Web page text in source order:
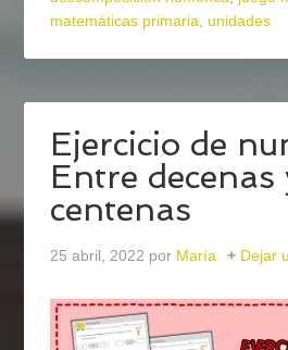
matemáticas primaria,unidades
Ejercicio de
Entre decenas
centenas
25 abril, 2022 por María Dejar